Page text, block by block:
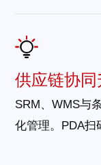
供应链协同
SRM、WMS与
化管理。PDA扫